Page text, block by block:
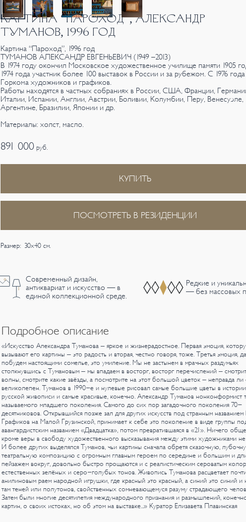
КАРТИНА “ПАРОХОД”, АЛЕКСАНДР
ТУМАНОВ, 1996 ГОД
Картина “Пароход”, 1996 год
ТУМАНОВ АЛЕКСАНДР ЕВГЕНЬЕВИЧ (1949 –2013)
В 1974 году окончил Московское художественное училище памяти 1905
1974 года участник более 100 выставок в России и за рубежом. С 1976
Горкома художников и графиков.
Работы находятся в частных собраниях в России, США, Франции,
Италии, Испании, Англии, Австрии, Боливии, Колумбии, Перу, Венесуэле,
Аргентине, Бразилии, Японии и др.
Материалы: холст, масло.
891 000руб.
КУПИТЬ
ПОСМОТРЕТЬ В РЕЗИДЕНЦИИ
Размер: 30х40 см.
Современный дизайн,
антиквариат и искусство — в
единой коллекционной среде.
Редкие и
— без массовых
Подробное описание
«Искусство Александра Туманова – яркое и жизнерадостное. Первая эмоция,
вызывают его картины – это радость и вторая, честно говоря, тоже. Третья эмоция,
побудем настоящими сомелье, это умиление. Мы не застынем в мрачных раздумьях
столкнувшись с Тумановым – мы впадаем в восторг, восторг перечислений –
волны, смотрите какие звёзды, а посмотрите на этот большой цветок – неправда ли
великолепен. Туманов в 1990-е и нулевые рисовал самые большие цветы в истории
русской живописи и самые красивые, конечно.Александр Туманов нонконформист
называемого младшего поколения. Самого до сих пор загадочного поколения 70-
десятниковов. Открывшийся позже зал для других искусств под странным
Графиков на Малой Грузинской, принимает к себе это поколение в виде группы
авангардистским названием «Двадцатка», потом превратившаяся в «21». Ничего
кроме веры в свободу художественного высказывания между этими художниками
И более других выделялся Туманов, чьи картины сначала обретя сказочную,
театральную композицию с огромным главным героем по середине и большим и
пейзажем вокруг, довольно быстро прощаются и с реалистическим сероватым
естественных зелёных и серо-голубых тонов. Живопись Туманова расцветает
анилиновым раем народной игрушки, где красный это красный, а синий это синий и
там теней или полутонов, свойственных сомневающемуся разуму страдающего
Затем были многие десятилетия международного признания и размышлений,
картин, о своих истоках, но об этом на выставке...» Куратор Елизавета Плавинская